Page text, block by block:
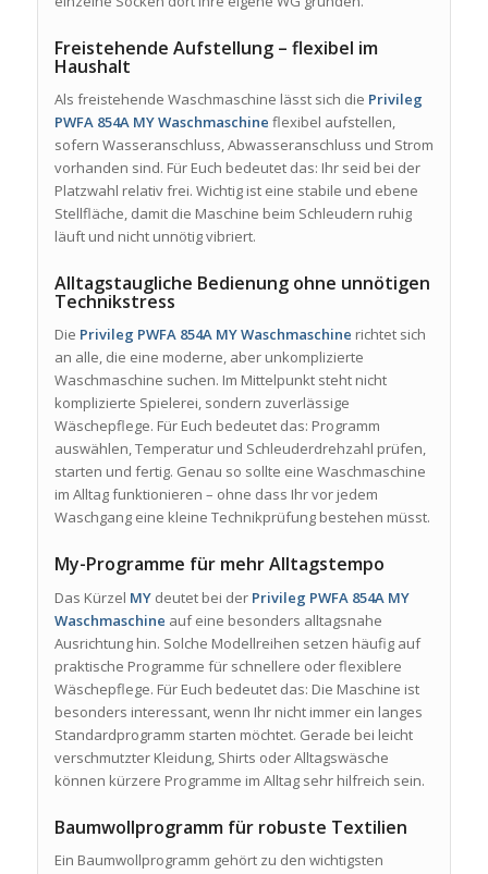
Freistehende Aufstellung – flexibel im
Haushalt
Als freistehende Waschmaschine lässt sich die Privileg
PWFA 854A MY Waschmaschine flexibel aufstellen,
sofern Wasseranschluss, Abwasseranschluss und Strom
vorhanden sind. Für Euch bedeutet das: Ihr seid bei der
Platzwahl relativ frei. Wichtig ist eine stabile und ebene
Stellfläche, damit die Maschine beim Schleudern ruhig
läuft und nicht unnötig vibriert.
Alltagstaugliche Bedienung ohne unnötigen
Technikstress
Die Privileg PWFA 854A MY Waschmaschine richtet sich
an alle, die eine moderne, aber unkomplizierte
Waschmaschine suchen. Im Mittelpunkt steht nicht
komplizierte Spielerei, sondern zuverlässige
Wäschepflege. Für Euch bedeutet das: Programm
auswählen, Temperatur und Schleuderdrehzahl prüfen,
starten und fertig. Genau so sollte eine Waschmaschine
im Alltag funktionieren – ohne dass Ihr vor jedem
Waschgang eine kleine Technikprüfung bestehen müsst.
My-Programme für mehr Alltagstempo
Das Kürzel MYdeutet bei der Privileg PWFA 854A MY
Waschmaschine auf eine besonders alltagsnahe
Ausrichtung hin. Solche Modellreihen setzen häufig auf
praktische Programme für schnellere oder flexiblere
Wäschepflege. Für Euch bedeutet das: Die Maschine ist
besonders interessant, wenn Ihr nicht immer ein langes
Standardprogramm starten möchtet. Gerade bei leicht
verschmutzter Kleidung, Shirts oder Alltagswäsche
können kürzere Programme im Alltag sehr hilfreich sein.
Baumwollprogramm für robuste Textilien
Ein Baumwollprogramm gehört zu den wichtigsten